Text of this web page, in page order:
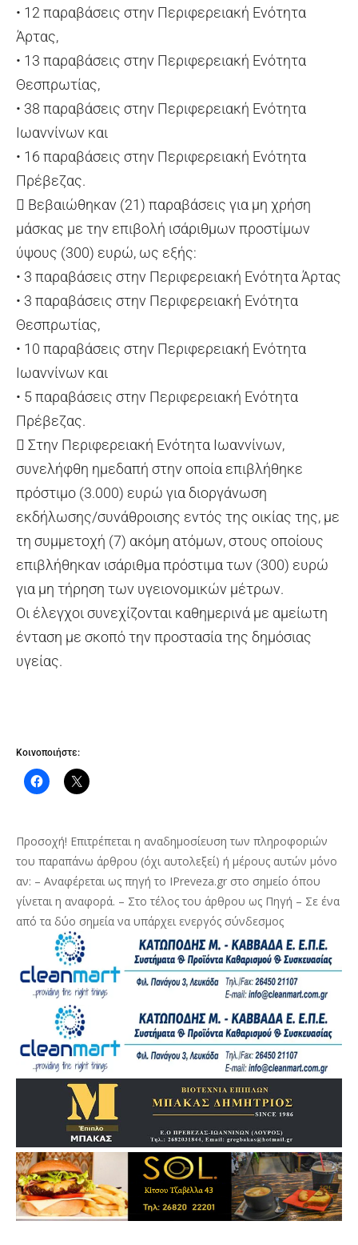
• 12 παραβάσεις στην Περιφερειακή Ενότητα
Άρτας,
• 13 παραβάσεις στην Περιφερειακή Ενότητα
Θεσπρωτίας,
• 38 παραβάσεις στην Περιφερειακή Ενότητα
Ιωαννίνων και
• 16 παραβάσεις στην Περιφερειακή Ενότητα
Πρέβεζας.
 Βεβαιώθηκαν (21) παραβάσεις για μη χρήση
μάσκας με την επιβολή ισάριθμων προστίμων
ύψους (300) ευρώ, ως εξής:
• 3 παραβάσεις στην Περιφερειακή Ενότητα Άρτας
• 3 παραβάσεις στην Περιφερειακή Ενότητα
Θεσπρωτίας,
• 10 παραβάσεις στην Περιφερειακή Ενότητα
Ιωαννίνων και
• 5 παραβάσεις στην Περιφερειακή Ενότητα
Πρέβεζας.
 Στην Περιφερειακή Ενότητα Ιωαννίνων,
συνελήφθη ημεδαπή στην οποία επιβλήθηκε
πρόστιμο (3.000) ευρώ για διοργάνωση
εκδήλωσης/συνάθροισης εντός της οικίας της, με
τη συμμετοχή (7) ακόμη ατόμων, στους οποίους
επιβλήθηκαν ισάριθμα πρόστιμα των (300) ευρώ
για μη τήρηση των υγειονομικών μέτρων.
Οι έλεγχοι συνεχίζονται καθημερινά με αμείωτη
ένταση με σκοπό την προστασία της δημόσιας
υγείας.
Κοινοποιήστε:
Προσοχή! Επιτρέπεται η αναδημοσίευση των πληροφοριών
του παραπάνω άρθρου (όχι αυτολεξεί) ή μέρους αυτών μόνο
αν: – Αναφέρεται ως πηγή το IPreveza.gr στο σημείο όπου
γίνεται η αναφορά. – Στο τέλος του άρθρου ως Πηγή – Σε ένα
από τα δύο σημεία να υπάρχει ενεργός σύνδεσμος